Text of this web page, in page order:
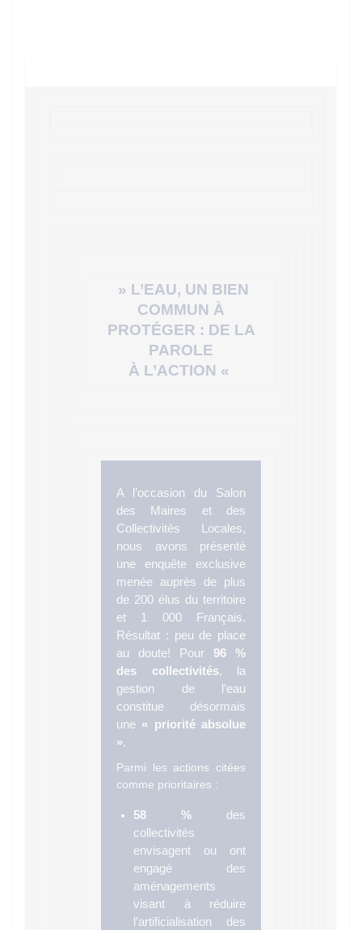
» L’EAU, UN BIEN
COMMUN À
PROTÉGER : DE LA
PAROLE
À L’ACTION «
A l’occasion du Salon
des Maires et des
Collectivités Locales,
nous avons présenté
une enquête exclusive
menée auprès de plus
de 200 élus du territoire
et 1 000 Français.
Résultat : peu de place
au doute! Pour 96 %
des collectivités, la
gestion de l’eau
constitue désormais
une « priorité absolue
».
Parmi les actions citées
comme prioritaires :
58 % des
collectivités
envisagent ou ont
engagé des
aménagements
visant à réduire
l’artificialisation des